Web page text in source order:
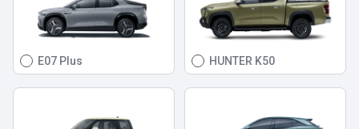
E07 Plus HUNTER K50